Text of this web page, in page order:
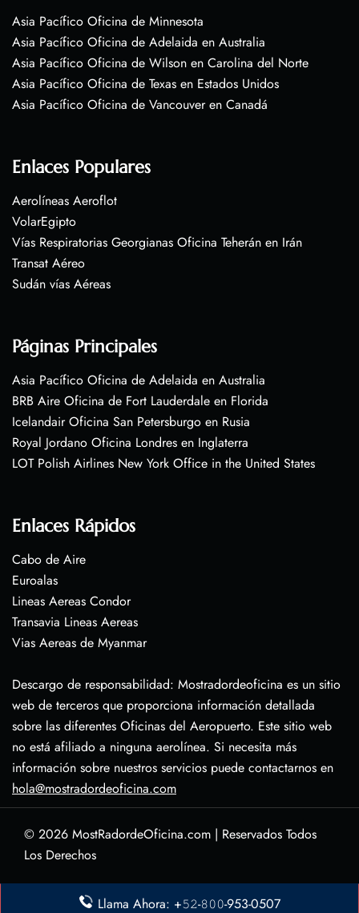
Asia Pacífico Oficina de Minnesota
Asia Pacífico Oficina de Adelaida en Australia
Asia Pacífico Oficina de Wilson en Carolina del Norte
Asia Pacífico Oficina de Texas en Estados Unidos
Asia Pacífico Oficina de Vancouver en Canadá
Enlaces Populares
Aerolíneas Aeroflot
VolarEgipto
Vías Respiratorias Georgianas Oficina Teherán en Irán
Transat Aéreo
Sudán vías Aéreas
Páginas Principales
Asia Pacífico Oficina de Adelaida en Australia
BRB Aire Oficina de Fort Lauderdale en Florida
Icelandair Oficina San Petersburgo en Rusia
Royal Jordano Oficina Londres en Inglaterra
LOT Polish Airlines New York Office in the United States
Enlaces Rápidos
Cabo de Aire
Euroalas
Lineas Aereas Condor
Transavia Lineas Aereas
Vias Aereas de Myanmar
Descargo de responsabilidad: Mostradordeoficina es un sitio
web de terceros que proporciona información detallada
sobre las diferentes Oficinas del Aeropuerto. Este sitio web
no está afiliado a ninguna aerolínea. Si necesita más
información sobre nuestros servicios puede contactarnos en
hola@mostradordeoficina.com
© 2026 MostRadordeOficina.com | Reservados Todos
Los Derechos
Sobre Nosotras
Llama Ahora: +𝟻𝟸-𝟾𝟶𝟶-953-0507